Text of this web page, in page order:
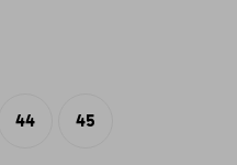
44 45